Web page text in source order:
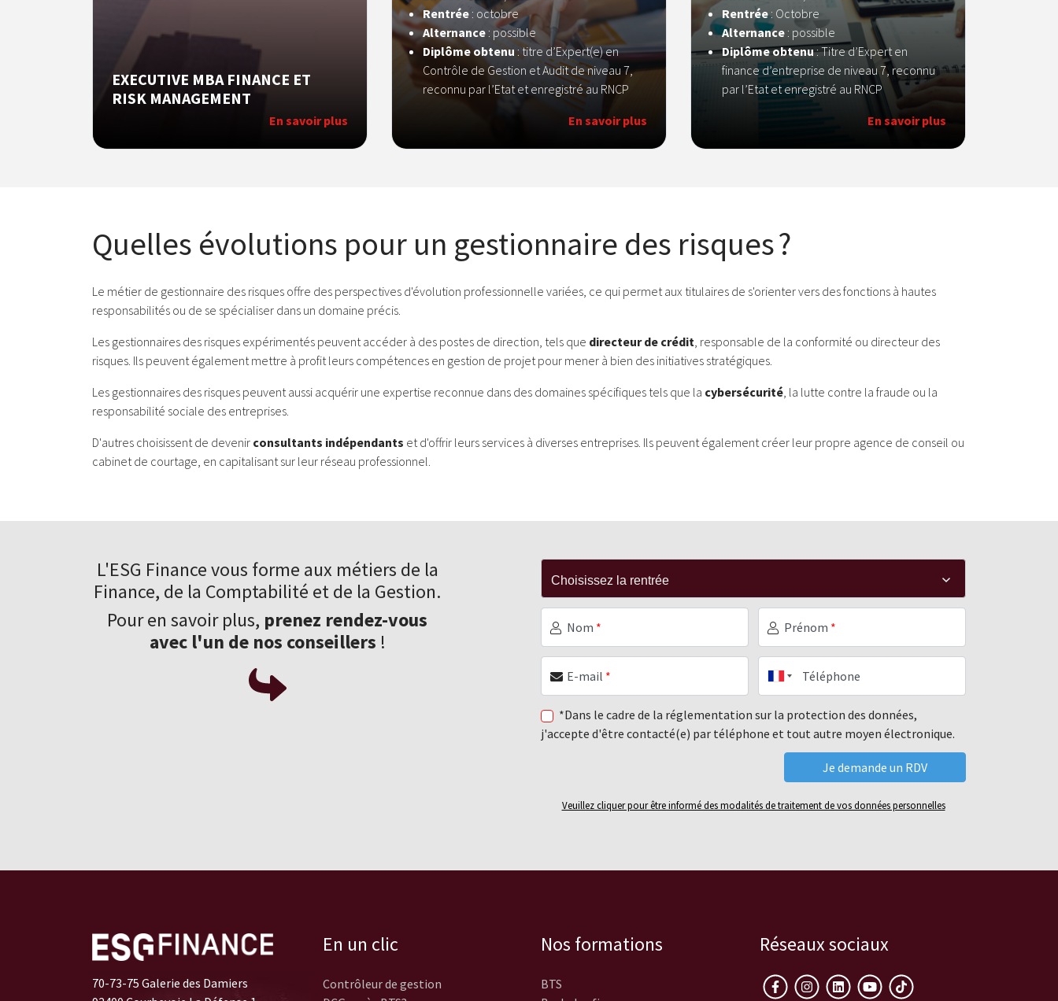
EXECUTIVE MBA FINANCE ET
RISK MANAGEMENT
En savoir plus
Rentrée : octobre
Alternance: possible
Diplôme obtenu: titre d’Expert(e) en
Contrôle de Gestion et Audit de niveau 7,
reconnu par l’Etat et enregistré au RNCP
En savoir plus
Rentrée: Octobre
Alternance : possible
Diplôme obtenu: Titre d’Expert en
finance d’entreprise de niveau 7, reconnu
par l’Etat et enregistré au RNCP
En savoir plus
Quelles évolutions pour un gestionnaire des risques ?
Le métier de gestionnaire des risques offre des perspectives d'évolution professionnelle variées, ce qui permet aux titulaires de s'orienter vers des fonctions à hautes
responsabilités ou de se spécialiser dans un domaine précis.
Les gestionnaires des risques expérimentés peuvent accéder à des postes de direction, tels que directeur de crédit, responsable de la conformité ou directeur des
risques. Ils peuvent également mettre à profit leurs compétences en gestion de projet pour mener à bien des initiatives stratégiques.
Les gestionnaires des risques peuvent aussi acquérir une expertise reconnue dans des domaines spécifiques tels que la cybersécurité, la lutte contre la fraude ou la
responsabilité sociale des entreprises.
D'autres choisissent de devenir consultants indépendants et d'offrir leurs services à diverses entreprises. Ils peuvent également créer leur propre agence de conseil ou
cabinet de courtage, en capitalisant sur leur réseau professionnel.
L'ESG Finance vous forme aux métiers de la
Finance, de la Comptabilité et de la Gestion.
Pour en savoir plus, prenez rendez-vous
avec l'un de nos conseillers !
Nom * Prénom *
E-mail * Téléphone
*Dans le cadre de la réglementation sur la protection des données,
j'accepte d'être contacté(e) par téléphone et tout autre moyen électronique.
Veuillez cliquer pour être informé des modalités de traitement de vos données personnelles
70-73-75 Galerie des Damiers
En un clic
Contrôleur de gestion
Nos formations
BTS
Réseaux sociaux